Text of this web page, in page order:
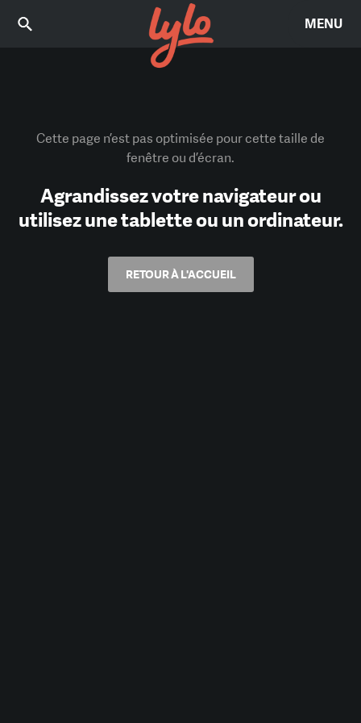
MENU
Cette page n’est pas optimisée pour cette taille de
fenêtre ou d’écran.
Agrandissez votre navigateur ou
utilisez une tablette ou un ordinateur.
RETOUR À L'ACCUEIL